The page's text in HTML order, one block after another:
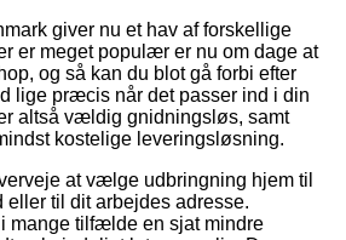
giver nu et hav af forskellige
er meget populær er nu om dage at
og så kan du blot gå forbi efter
lige præcis når det passer ind i din
altså vældig gnidningsløs, samt
kostelige leveringsløsning.
at vælge udbringning hjem til
eller til dit arbejdes adresse.
mange tilfælde en sjat mindre